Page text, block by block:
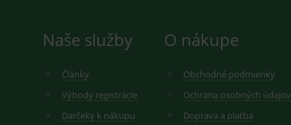
Naše služby
Články
Výhody registrácie
Darčeky k nákupu
O nákupe
Obchodné podmienky
Ochrana osobných údajov
Doprava a platba